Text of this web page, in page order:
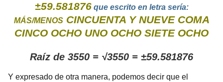
±59.581876que escrito en letra sería:
MÁS/MENOS CINCUENTA Y NUEVE COMA
CINCO OCHO UNO OCHO SIETE OCHO
Raíz de 3550 = √3550 = ±59.581876
Y expresado de otra manera, podemos decir que el